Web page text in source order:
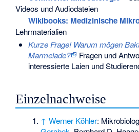
Videos und Audiodateien
Wikibooks: Medizinische
Lehrmaterialien
Kurze Frage! Warum mögen
Marmelade?
Fragen und
interessierte Laien und
Einzelnachweise
↑ Werner Köhler: